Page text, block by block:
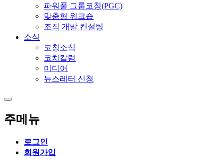
파워풀 그룹코칭(PGC)
맞춤형 워크숍
조직 개발 컨설팅
소식
코칭소식
코치칼럼
미디어
뉴스레터 신청
주메뉴
로그인
회원가입